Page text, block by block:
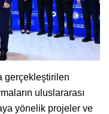
gerçekleştirilen
uluslararası
yönelik projeler ve